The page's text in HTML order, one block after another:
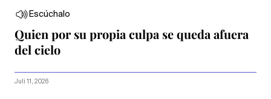
Escúchalo
Quien por su propia culpa se queda afuera
del cielo
Juli 11, 2026